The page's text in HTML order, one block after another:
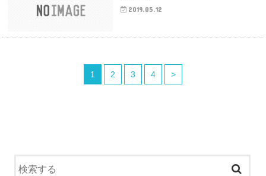
2019.05.12
1 2 3 4 >